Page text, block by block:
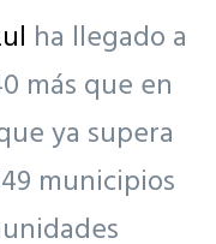
ha llegado a
más que en
ya supera
municipios